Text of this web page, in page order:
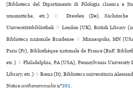
(Biblioteca del Dipartimento di Filologia classica e
umanistiche, etc.) ♢ Dresden (De), Sächsische
Universitätsbibliothek ♢ London (UK), British Library
Biblioteca nazio­nale Braidense ♢ Minneapolis, MN
Paris (Fr), Bibliothèque nationale de France (BnF,
etc.) ♢ Philadelphia, PA (USA), Pennsylvania University
Library, etc.) ♢ Roma (It), Biblioteca uni­ver­si­ta­ria
Noticeanthonominalien°301.